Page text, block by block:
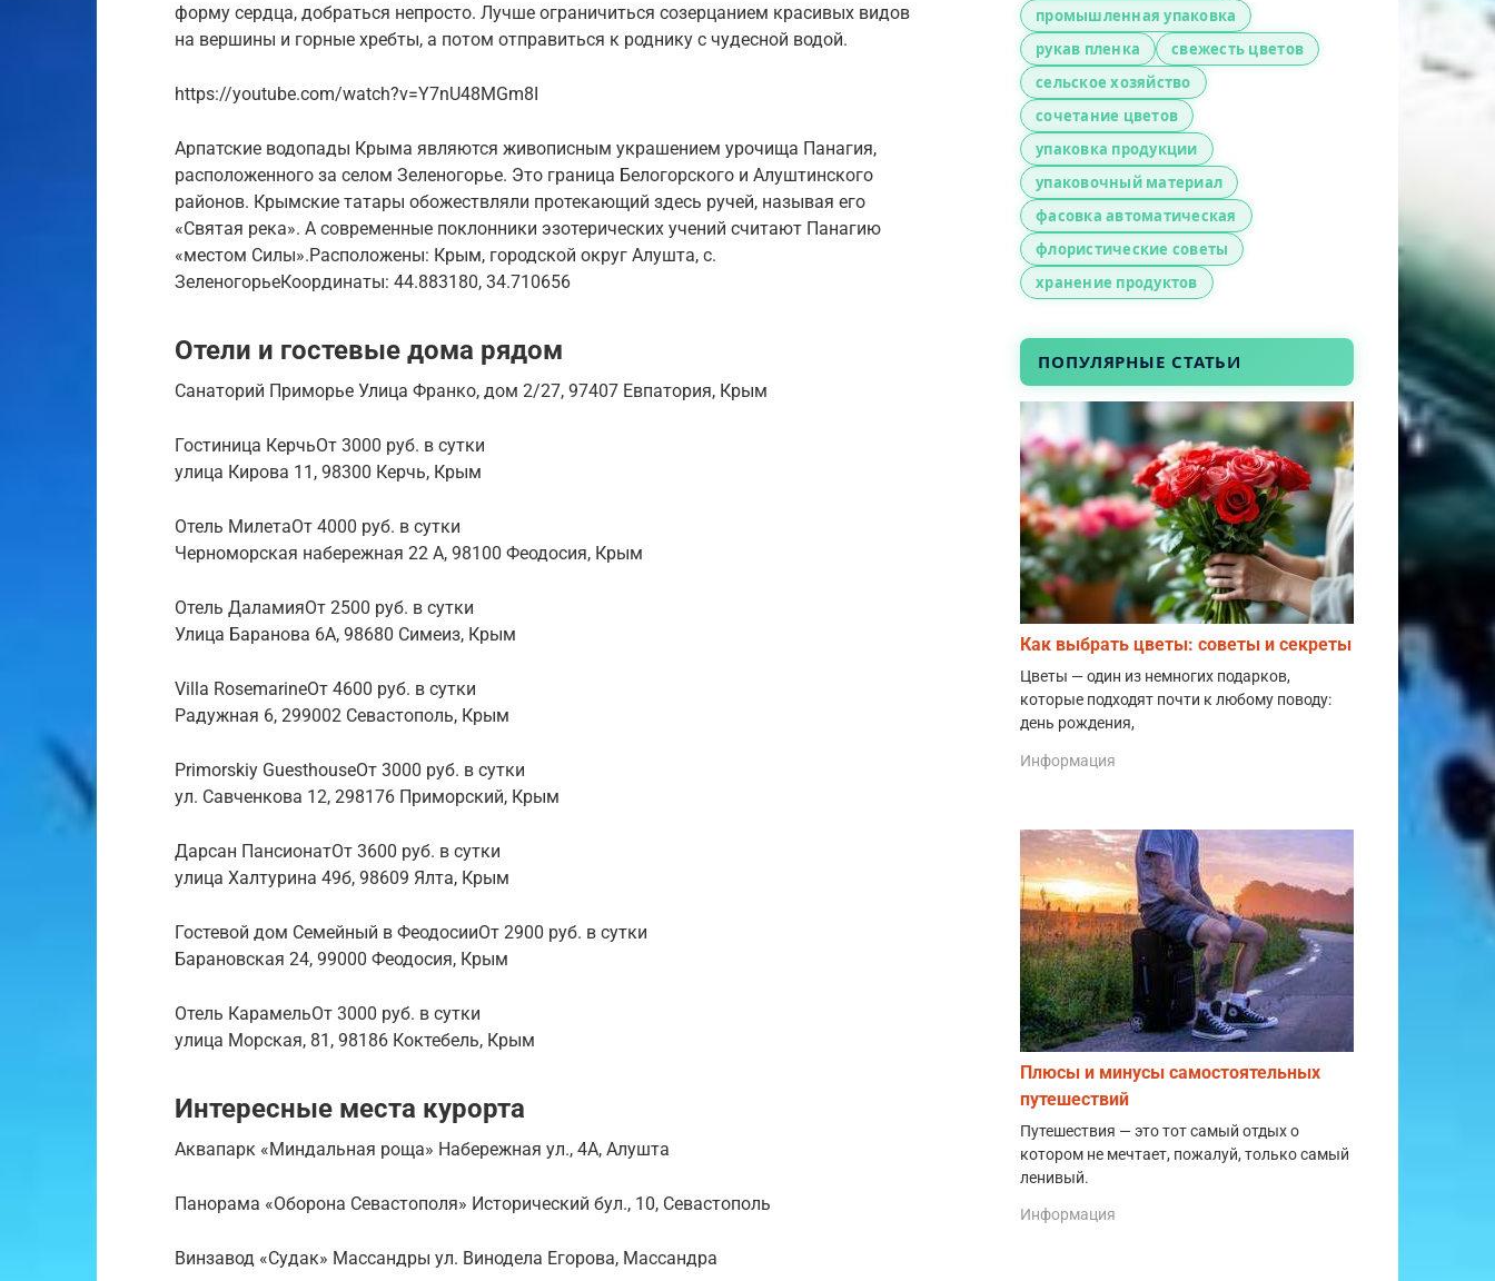
форму сердца, добраться непросто. Лучше ограничиться созерцанием красивых видов
на вершины и горные хребты, а потом отправиться к роднику с чудесной водой.
https://youtube.com/watch?v=Y7nU48MGm8I
Арпатские водопады Крыма являются живописным украшением урочища Панагия,
расположенного за селом Зеленогорье. Это граница Белогорского и Алуштинского
районов. Крымские татары обожествляли протекающий здесь ручей, называя его
«Святая река». А современные поклонники эзотерических учений считают Панагию
«местом Силы».Расположены: Крым, городской округ Алушта, с.
ЗеленогорьеКоординаты: 44.883180, 34.710656
Отели и гостевые дома рядом
Санаторий Приморье Улица Франко, дом 2/27, 97407 Евпатория, Крым
Гостиница КерчьОт 3000 руб. в сутки
улица Кирова 11, 98300 Керчь, Крым
Отель МилетаОт 4000 руб. в сутки
Черноморская набережная 22 А, 98100 Феодосия, Крым
Отель ДаламияОт 2500 руб. в сутки
Улица Баранова 6А, 98680 Симеиз, Крым
Villa RosemarineОт 4600 руб. в сутки
Радужная 6, 299002 Севастополь, Крым
Primorskiy GuesthouseОт 3000 руб. в сутки
ул. Савченкова 12, 298176 Приморский, Крым
Дарсан ПансионатОт 3600 руб. в сутки
улица Халтурина 49б, 98609 Ялта, Крым
Гостевой дом Семейный в ФеодосииОт 2900 руб. в сутки
Барановская 24, 99000 Феодосия, Крым
Отель КарамельОт 3000 руб. в сутки
улица Морская, 81, 98186 Коктебель, Крым
Интересные места курорта
Аквапарк «Миндальная роща» Набережная ул., 4А, Алушта
Панорама «Оборона Севастополя» Исторический бул., 10, Севастополь
Винзавод «Судак» Массандры ул. Винодела Егорова, Массандра
промышленная упаковка
рукав пленка
свежесть цветов
сельское хозяйство
сочетание цветов
упаковка продукции
упаковочный материал
фасовка автоматическая
флористические советы
хранение продуктов
ПОПУЛЯРНЫЕ СТАТЬИ
Как выбрать цветы: советы и секреты
Цветы — один из немногих подарков,
которые подходят почти к любому поводу:
день рождения,
Информация
Плюсы и минусы самостоятельных
путешествий
Путешествия — это тот самый отдых о
котором не мечтает, пожалуй, только самый
ленивый.
Информация